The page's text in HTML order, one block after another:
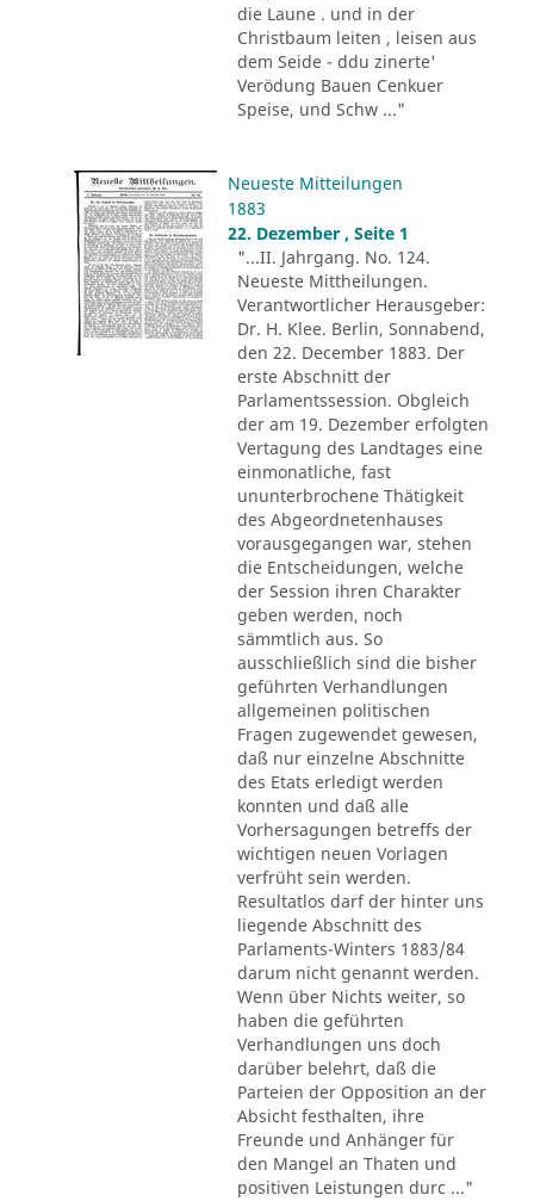
die Laune . und in der
Christbaum leiten , leisen aus
dem Seide - ddu zinerte'
Verödung Bauen Cenkuer
Speise, und Schw ..."
Neueste Mitteilungen
1883
22. Dezember , Seite 1
"...II. Jahrgang. No. 124.
Neueste Mittheilungen.
Verantwortlicher Herausgeber:
Dr. H. Klee. Berlin, Sonnabend,
den 22. December 1883. Der
erste Abschnitt der
Parlamentssession. Obgleich
der am 19. Dezember erfolgten
Vertagung des Landtages eine
einmonatliche, fast
ununterbrochene Thätigkeit
des Abgeordnetenhauses
vorausgegangen war, stehen
die Entscheidungen, welche
der Session ihren Charakter
geben werden, noch
sämmtlich aus. So
ausschließlich sind die bisher
geführten Verhandlungen
allgemeinen politischen
Fragen zugewendet gewesen,
daß nur einzelne Abschnitte
des Etats erledigt werden
konnten und daß alle
Vorhersagungen betreffs der
wichtigen neuen Vorlagen
verfrüht sein werden.
Resultatlos darf der hinter uns
liegende Abschnitt des
Parlaments-Winters 1883/84
darum nicht genannt werden.
Wenn über Nichts weiter, so
haben die geführten
Verhandlungen uns doch
darüber belehrt, daß die
Parteien der Opposition an der
Absicht festhalten, ihre
Freunde und Anhänger für
den Mangel an Thaten und
positiven Leistungen durc ..."